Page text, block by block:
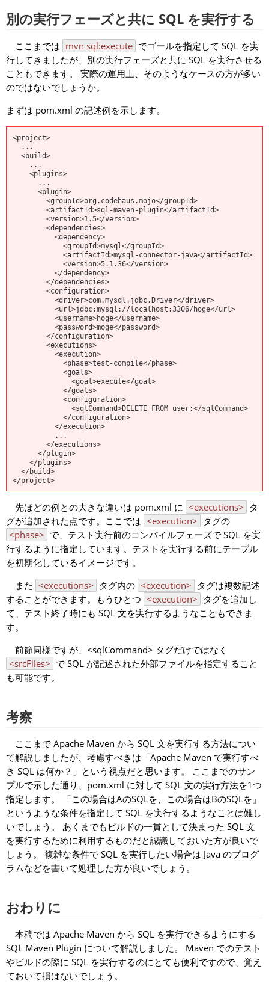
別の実行フェーズと共に SQL を実行する
ここまでは mvn sql:execute でゴールを指定して SQL を実
行してきましたが、別の実行フェーズと共に SQL を実行させる
こともできます。 実際の運用上、そのようなケースの方が多い
のではないでしょうか。
まずは pom.xml の記述例を示します。
<project>
...
<build>
...
<plugins>
...
<plugin>
<groupId>org.codehaus.mojo</groupId>
<artifactId>sql-maven-plugin</artifactId>
<version>1.5</version>
<dependencies>
<dependency>
<groupId>mysql</groupId>
<artifactId>mysql-connector-java</artifactId>
<version>5.1.36</version>
</dependency>
</dependencies>
<configuration>
<driver>com.mysql.jdbc.Driver</driver>
<url>jdbc:mysql://localhost:3306/hoge</url>
<username>hoge</username>
<password>moge</password>
</configuration>
<executions>
<execution>
<phase>test-compile</phase>
<goals>
<goal>execute</goal>
</goals>
<configuration>
<sqlCommand>DELETE FROM user;</sqlCommand>
</configuration>
</execution>
...
</executions>
</plugin>
</plugins>
</build>
先ほどの例との大きな違いは pom.xml に <executions> タ
グが追加された点です。ここでは <execution> タグの
<phase> で、テスト実行前のコンパイルフェーズで SQL を実
行するように指定しています。テストを実行する前にテーブル
を初期化しているイメージです。
また <executions> タグ内の <execution> タグは複数記述
することができます。もうひとつ <execution> タグを追加し
て、テスト終了時にも SQL 文を実行するようなこともできま
す。
前節同様ですが、 <sqlCommand> タグだけではなく
<srcFiles> で SQL が記述された外部ファイルを指定すること
も可能です。
考察
ここまで Apache Maven から SQL 文を実行する方法につい
て解説しましたが、考慮すべきは「Apache Maven で実行すべ
き SQL は何か？」という視点だと思います。 ここまでのサン
プルで示した通り、pom.xml に対して SQL 文の実行方法を1つ
指定します。 「この場合はAのSQLを、この場合はBのSQLを」
というような条件を指定して SQL を実行するようなことは難し
いでしょう。 あくまでもビルドの一貫として決まった SQL 文
を実行するために利用するものだと認識しておいた方が良いで
しょう。 複雑な条件で SQL を実行したい場合は Java のプログ
ラムなどを書いて処理した方が良いでしょう。
おわりに
本稿では Apache Maven から SQL を実行できるようにする
SQL Maven Plugin について解説しました。 Maven でのテスト
やビルドの際に SQL を実行するのにとても便利ですので、覚え
ておいて損はないでしょう。